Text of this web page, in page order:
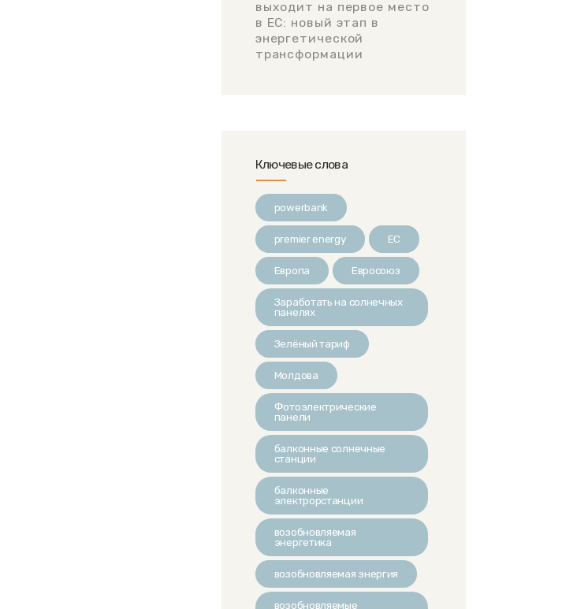
выходит на первое место
в ЕС: новый этап в
энергетической
трансформации
Ключевые слова
powerbank
premier energy ЕС
Европа Евросоюз
Заработать на солнечных
панелях
Зелёный тариф
Молдова
Фотоэлектрические
панели
балконные солнечные
станции
балконные
электрорстанции
возобновляемая
энергетика
возобновляемая энергия
возобновляемые